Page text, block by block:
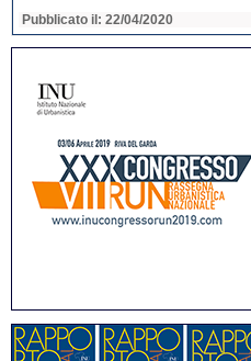
Pubblicato il: 22/04/2020